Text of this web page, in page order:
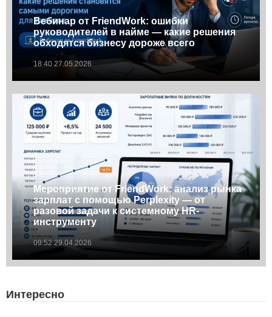
Вебинар от FriendWork: ошибки
руководителей в найме — какие решения
обходятся бизнесу дороже всего
18:40 27.05.2026
Мероприятие от FriendWork: анализ рынка
зарплат с помощью Perplexity — от
разовой задачи к системному HR-
инструменту
09:52 29.04.2026
Интересно